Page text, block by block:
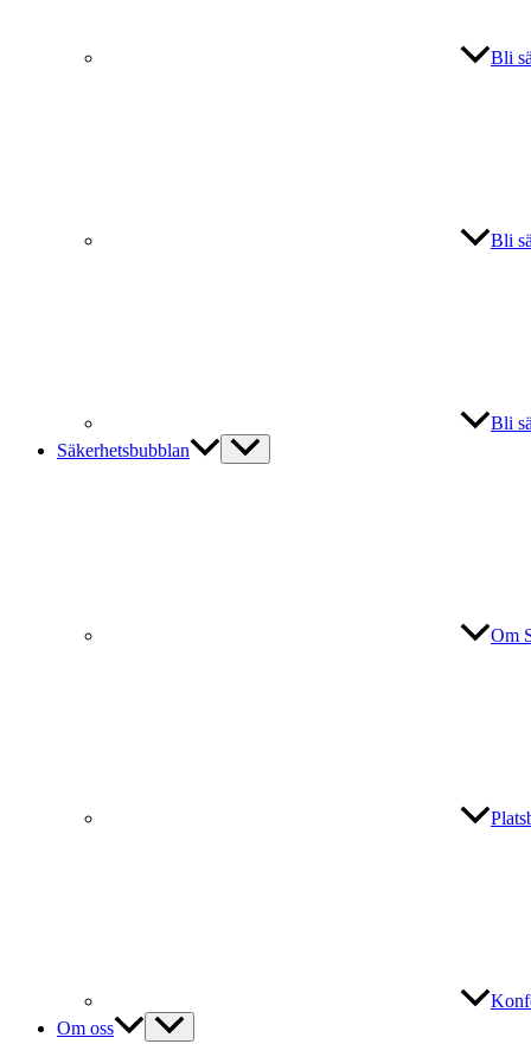
Bli
Bli
Bli
Säkerhetsbubblan
Om
Om oss